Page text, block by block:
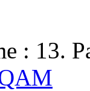
: 13.